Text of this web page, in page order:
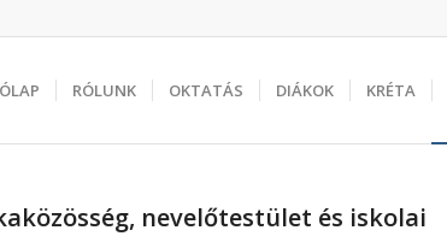
RÓLUNK OKTATÁS DIÁKOK KRÉTA
nevelőtestület és iskolai